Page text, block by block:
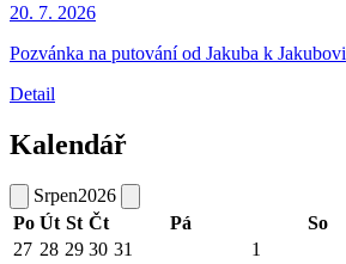
20. 7. 2026
Pozvánka na putování od Jakuba k Jakubovi
Detail
Kalendář
Srpen2026
Po Út St Čt Pá So
27 28 29 30 31 1